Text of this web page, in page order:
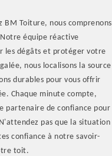
BM Toiture, nous comprenons
équipe réactive
les dégâts et protéger votre
nous localisons la source
durables pour vous offrir
Chaque minute compte,
partenaire de confiance pour
pas que la situation
confiance à notre savoir-
toit.